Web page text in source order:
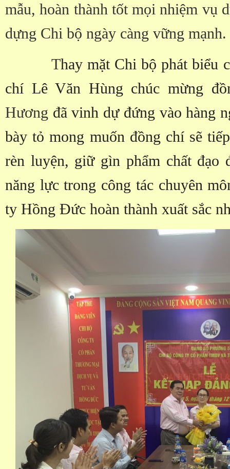
mẫu, hoàn thành tốt mọi nhiệm vụ
dựng Chi bộ ngày càng vững mạnh.
Thay mặt Chi bộ phát biểu
chí Lê Văn Hùng chúc mừng
Hương đã vinh dự đứng vào hàng
bày tỏ mong muốn đồng chí sẽ
rèn luyện, giữ gìn phẩm chất đạo
năng lực trong công tác chuyên
ty Hồng Đức hoàn thành xuất sắc